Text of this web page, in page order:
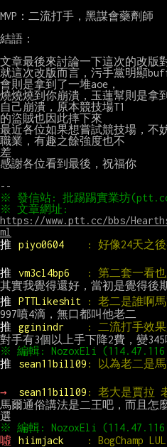
MVP：二流打手，黑謀會藥劑師
結語：
文章最後來討論一下這次的改版
就這次改版而言，污手黨明顯
會則是拿到了一堆aoe，
燒燒燒到你崩潰，玉蓮幫則是拿
自己崩潰，原本競技場T1
的盜賊也因此摔下來
最近各位如果想嘗試競技場，不
職業，有趣之餘強度也不
差
感謝各位看到最後，祝福你
https://www.ptt.cc/bbs/
ml
推
piyo0604 : 好像24天之
推 vm3cl4bp6
: 第二套一看
推
PTTLikeshit
: 老二是誰啊
推
gginindr
: 二流打手效
推
sean11bill09 : 以為老二是
→ sean11bill09 : 老大是賈拉
馬爾通俗講法是二王吧，而且怎
噓
hiimjack
: BogChamp LUL